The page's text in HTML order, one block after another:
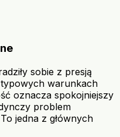
sobie z presją
warunkach
oznacza spokojniejszy
problem
jedna z głównych